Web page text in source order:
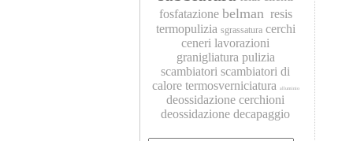
fosfatazione belman resis
termopulizia sgrassatura cerchi
ceneri lavorazioni
granigliatura pulizia
scambiatori scambiatori di
calore termosverniciatura alluminio
deossidazione cerchioni
deossidazione decapaggio